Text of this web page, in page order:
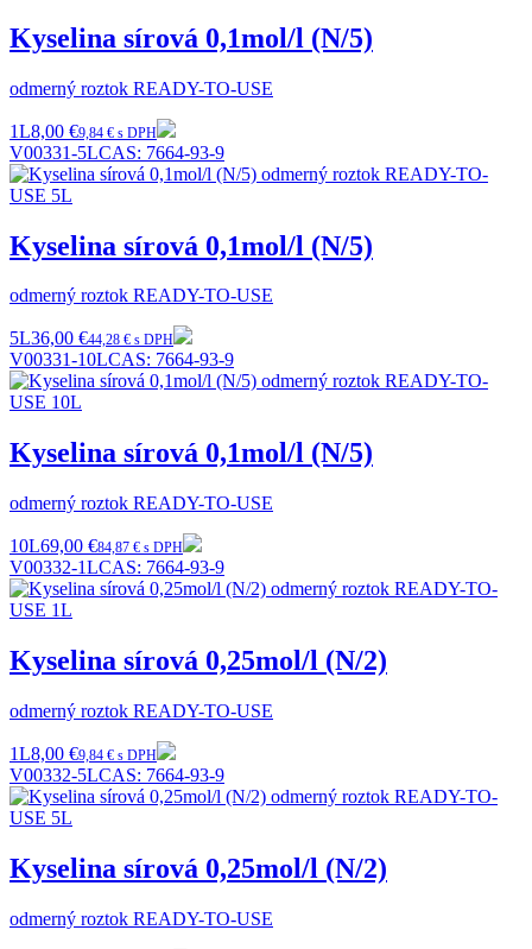
Kyselina sírová 0,1mol/l (N/5)
odmerný roztok READY-TO-USE
1L8,00 €9,84 € s DPH
V00331-5LCAS: 7664-93-9
Kyselina sírová 0,1mol/l (N/5)
odmerný roztok READY-TO-USE
5L36,00 €44,28 € s DPH
V00331-10LCAS: 7664-93-9
Kyselina sírová 0,1mol/l (N/5)
odmerný roztok READY-TO-USE
10L69,00 €84,87 € s DPH
V00332-1LCAS: 7664-93-9
Kyselina sírová 0,25mol/l (N/2)
odmerný roztok READY-TO-USE
1L8,00 €9,84 € s DPH
V00332-5LCAS: 7664-93-9
Kyselina sírová 0,25mol/l (N/2)
odmerný roztok READY-TO-USE